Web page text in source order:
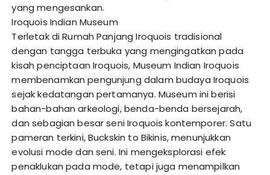
yang mengesankan.
Iroquois Indian Museum
Terletak di Rumah Panjang Iroquois tradisional
dengan tangga terbuka yang mengingatkan pada
kisah penciptaan Iroquois, Museum Indian Iroquois
membenamkan pengunjung dalam budaya Iroquois
sejak kedatangan pertamanya. Museum ini berisi
bahan-bahan arkeologi, benda-benda bersejarah,
dan sebagian besar seni Iroquois kontemporer. Satu
pameran terkini, Buckskin to Bikinis, menunjukkan
evolusi mode dan seni. Ini mengeksplorasi efek
penaklukan pada mode, tetapi juga menampilkan